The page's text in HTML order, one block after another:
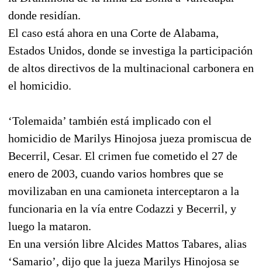
donde residían.
El caso está ahora en una Corte de Alabama,
Estados Unidos, donde se investiga la participación
de altos directivos de la multinacional carbonera en
el homicidio.
‘Tolemaida’ también está implicado con el
homicidio de Marilys Hinojosa jueza promiscua de
Becerril, Cesar. El crimen fue cometido el 27 de
enero de 2003, cuando varios hombres que se
movilizaban en una camioneta interceptaron a la
funcionaria en la vía entre Codazzi y Becerril, y
luego la mataron.
En una versión libre Alcides Mattos Tabares, alias
‘Samario’, dijo que la jueza Marilys Hinojosa se